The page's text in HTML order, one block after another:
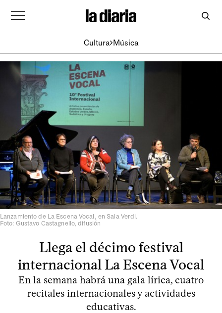
Cultura Música
Lanzamiento de La Escena Vocal, en Sala Verdi.
Foto: Gustavo Castagnello, difusión
Llega el décimo festival
internacional La Escena Vocal
En la semana habrá una gala lírica, cuatro
recitales internacionales y actividades
educativas.